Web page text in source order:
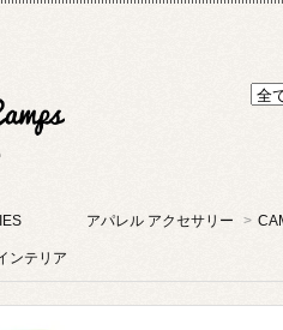
アパレル アクセサリー >
ンテリア